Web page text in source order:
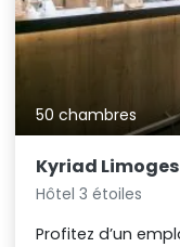
50 chambres
Kyriad
Hôtel 3 étoiles
Profitez d’un